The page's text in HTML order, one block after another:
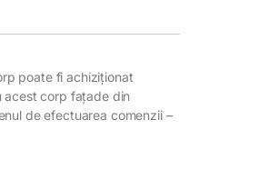
poate fi achiziționat
acest corp fațade din
de efectuarea comenzii –